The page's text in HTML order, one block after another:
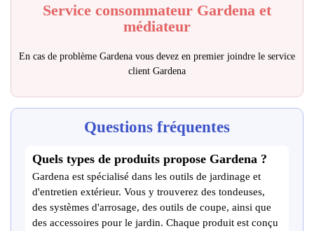
Service consommateur Gardena et
médiateur
En cas de problème Gardena vous devez en premier joindre le service
client Gardena
Questions fréquentes
Quels types de produits propose Gardena ?
Gardena est spécialisé dans les outils de jardinage et
d'entretien extérieur. Vous y trouverez des tondeuses,
des systèmes d'arrosage, des outils de coupe, ainsi que
des accessoires pour le jardin. Chaque produit est conçu